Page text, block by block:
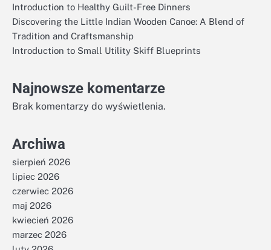
Introduction to Healthy Guilt-Free Dinners
Discovering the Little Indian Wooden Canoe: A Blend of
Tradition and Craftsmanship
Introduction to Small Utility Skiff Blueprints
Najnowsze komentarze
Brak komentarzy do wyświetlenia.
Archiwa
sierpień 2026
lipiec 2026
czerwiec 2026
maj 2026
kwiecień 2026
marzec 2026